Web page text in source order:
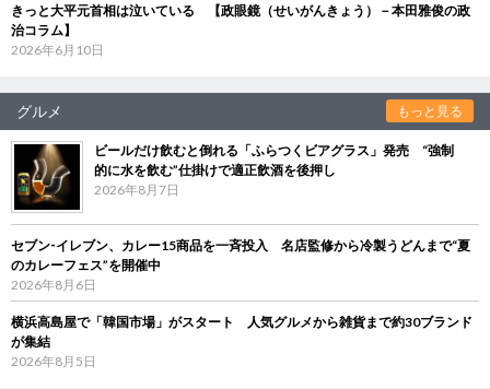
きっと大平元首相は泣いている 【政眼鏡（せいがんきょう）－本田雅俊の政
治コラム】
2026年6月10日
グルメ もっと見る
ビールだけ飲むと倒れる「ふらつくビアグラス」発売 “強制
的に水を飲む”仕掛けで適正飲酒を後押し
2026年8月7日
セブン‐イレブン、カレー15商品を一斉投入 名店監修から冷製うどんまで“夏
のカレーフェス”を開催中
2026年8月6日
横浜高島屋で「韓国市場」がスタート 人気グルメから雑貨まで約30ブランド
が集結
2026年8月5日